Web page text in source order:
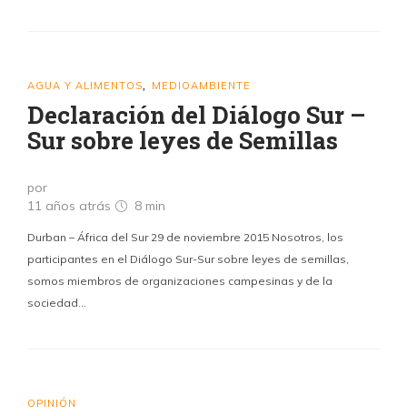
AGUA Y ALIMENTOS MEDIOAMBIENTE
Declaración del Diálogo Sur –
Sur sobre leyes de Semillas
por
11 años atrás
8 min
Durban – África del Sur 29 de noviembre 2015 Nosotros, los
participantes en el Diálogo Sur-Sur sobre leyes de semillas,
somos miembros de organizaciones campesinas y de la
sociedad…
OPINIÓN